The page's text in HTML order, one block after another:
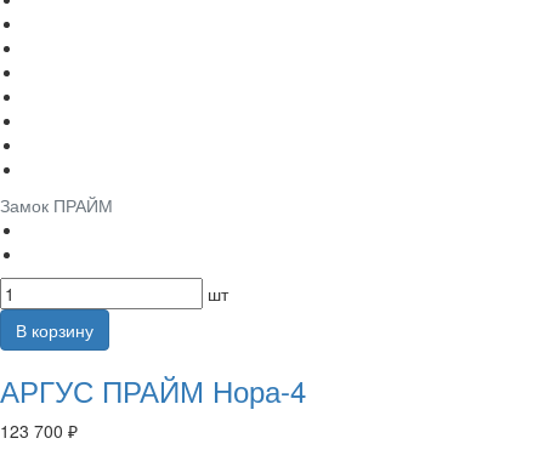
Замок ПРАЙМ
шт
В корзину
АРГУС ПРАЙМ Нора-4
123 700 ₽